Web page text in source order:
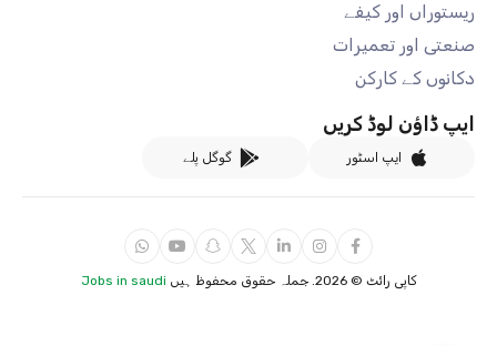
ریستوراں اور کیفے
صنعتی اور تعمیرات
دکانوں کے کارکن
ایپ ڈاؤن لوڈ کریں
ایپ اسٹور گوگل پلے
کاپی رائٹ ©2026. جملہ حقوق محفوظ ہیں Jobs in saudi